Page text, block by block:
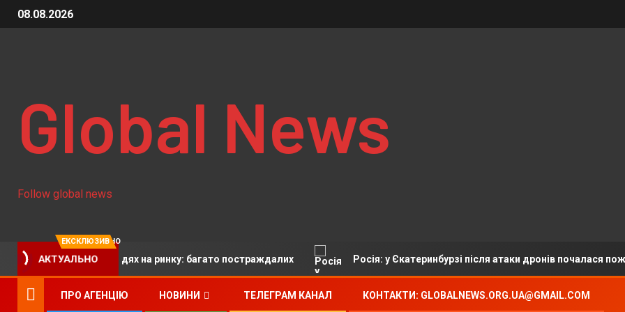
08.08.2026
Global News
Follow global news
ЕКСКЛЮЗИВНО
АКТУАЛЬНО
вдарили по людях на ринку: багато постраждалих Росія: у Єкатеринбурзі після атаки дронів почалася пожежа на
ПРО АГЕНЦІЮ НОВИНИ ТЕЛЕГРАМ КАНАЛ КОНТАКТИ: GLOBALNEWS.ORG.UA@GMAIL.COM